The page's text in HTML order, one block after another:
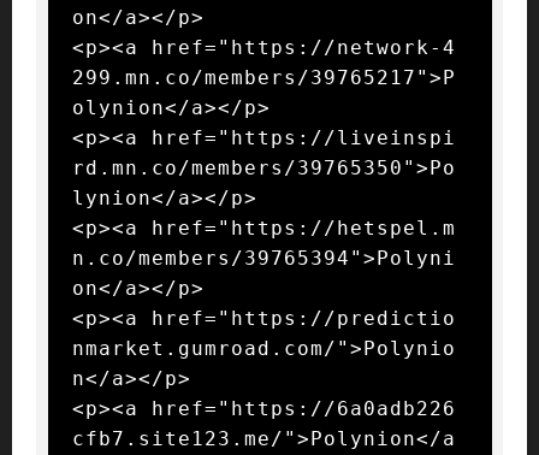
on</a></p>
<p><a href="https://network-4
299.mn.co/members/39765217">P
olynion</a></p>
<p><a href="https://liveinspi
rd.mn.co/members/39765350">Po
lynion</a></p>
<p><a href="https://hetspel.m
n.co/members/39765394">Polyni
on</a></p>
<p><a href="https://predictio
nmarket.gumroad.com/">Polynio
n</a></p>
<p><a href="https://6a0adb226
cfb7.site123.me/">Polynion</a